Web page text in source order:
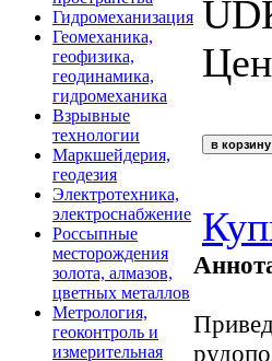
Гидромеханизация
Геомеханика,
геофизика,
геодинамика,
гидромеханика
Взрывные
технологии
Маркшейдерия,
геодезия
Электротехника,
электроснабжение
Россыпные
месторождения
золота, алмазов,
цветных металлов
Метрология,
геоконтроль и
измерительная